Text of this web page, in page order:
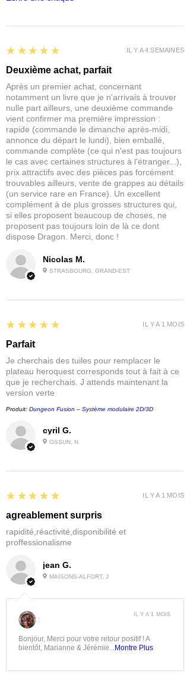
Cet ensemble contient six miniatures
à l'échelle 32 mm avec une base
scénique.
Nécessite un peu d'assemblage. Livré
non peint.
Cet ensemble est pris en charge par
The Elder Scrolls : Call to Arms -
Chapter Two Card Park - Steam and
Shadow qui comprend toutes les
cartes de personnage, de nouveaux
équipements, des quêtes et plus
encore !
©2020 Bethesda Softworks, une
société ZeniMax Media. Tous les droits
sont réservés.
Nicolas M.
STRASBOURG, GRAND-EST
5
★★★★★
Deuxième achat, parfait
Après un premier achat, concernant
notamment un livre que je n'arrivais à trouver
nulle part ailleurs, une deuxième commande
vient confirmer ma première impression :
rapide (commande le dimanche après-midi,
annonce du départ le lundi), bien emballé,
commande complète (ce qui n'est pas toujours
le cas avec certaines structures à l'étranger...),
prix attractifs avec des pièces pas forcément
trouvables ailleurs, vente de grappes au détails
(un service rare en France). Un excellent
complément à de plus grosses structures qui,
si elles proposent beaucoup de choses, ne
proposent pas toujours loin de là ce dont
dispose Dragon. Merci, donc !
IL Y A 4 SEMAINES
cyril G.
OSSUN, N
5
★★★★★
Parfait
Je cherchais des tuiles pour remplacer le
plateau heroquest corresponds tout à fait à ce
que je recherchais. J attends maintenant la
version verte
Produit: Dungeon Fusion – Système modulaire 2D/3D
IL Y A 1 MOIS
jean G.
MAISONS-ALFORT, J
5
★★★★★
agreablement surpris
rapidité,réactivité,disponibilité et
proffessionalisme
IL Y A 1 MOIS
:
Bonjour, Merci pour votre retour positif ! A
bientôt, Marianne & Jérémie...Montre Plus
IL Y A 1 MOIS